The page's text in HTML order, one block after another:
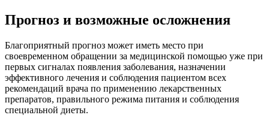
Прогноз и возможные осложнения
Благоприятный прогноз может иметь место при
своевременном обращении за медицинской помощью уже при
первых сигналах появления заболевания, назначении
эффективного лечения и соблюдения пациентом всех
рекомендаций врача по применению лекарственных
препаратов, правильного режима питания и соблюдения
специальной диеты.